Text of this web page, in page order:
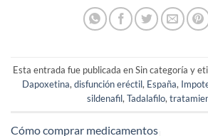
Esta entrada fue publicada en Sin categoría y
Dapoxetina, disfunción eréctil, España,
sildenafil, Tadalafilo,
Cómo comprar medicamentos